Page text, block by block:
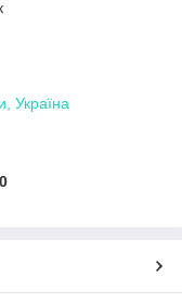
Україна